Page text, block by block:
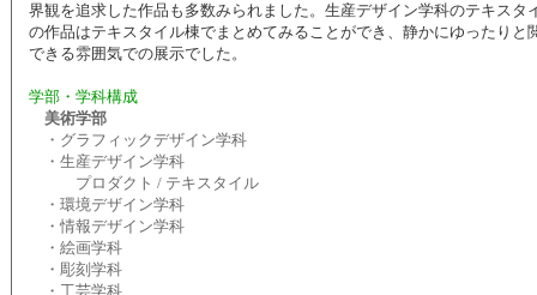
界観を追求した作品も多数みられました。生産デザイン学科のテキスタ
の作品はテキスタイル棟でまとめてみることができ、静かにゆったりと
できる雰囲気での展示でした。
学部・学科構成
美術学部
・グラフィックデザイン学科
・生産デザイン学科
プロダクト / テキスタイル
・環境デザイン学科
・情報デザイン学科
・絵画学科
・彫刻学科
・工芸学科